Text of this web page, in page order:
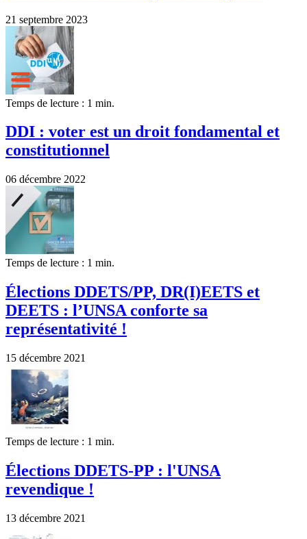
21 septembre 2023
Temps de lecture : 1 min.
DDI : voter est un droit fondamental et
constitutionnel
06 décembre 2022
Temps de lecture : 1 min.
Élections DDETS/PP, DR(I)EETS et
DEETS : l’UNSA conforte sa
représentativité !
15 décembre 2021
Temps de lecture : 1 min.
Élections DDETS-PP : l'UNSA
revendique !
13 décembre 2021